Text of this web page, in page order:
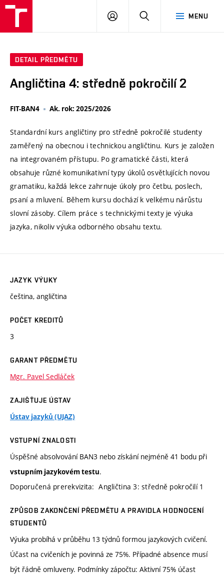
MENU
PŘIHLÁSIT
DETAIL PŘEDMĚTU
Angličtina 4: středně pokročilí 2
FIT-BAN4 Ak. rok: 2025/2026
Standardní kurs angličtiny pro středně pokročilé studenty
zaměřený na obecnou i technickou angličtinu. Kurs je založen
na integrovaném přístupu. Po gramatické části, která
obsahuje různé komunikativní typy úkolů osvětlujících novou
gramatiku, každá lekce zahrnuje úkoly pro četbu, poslech,
psaní a mluvení. Během kursu dochází k velkému nárůstu
slovní zásoby. Cílem práce s technickými texty je výuka
jazyka, nikoliv výuka odborného obsahu textu.
JAZYK VÝUKY
čeština, angličtina
POČET KREDITŮ
3
GARANT PŘEDMĚTU
Mgr. Pavel Sedláček
ZAJIŠŤUJE ÚSTAV
Ústav jazyků (UJAZ)
VSTUPNÍ ZNALOSTI
Úspěšné absolvování BAN3 nebo získání nejméně 41 bodu při
vstupním jazykovém testu.
Doporučená prerekvizita: Angličtina 3: středně pokročilí 1
ZPŮSOB ZAKONČENÍ PŘEDMĚTU A PRAVIDLA HODNOCENÍ
STUDENTŮ
Výuka probíhá v průběhu 13 týdnů formou jazykových cvičení.
Účast na cvičeních je povinná ze 75%. Případné absence musí
být řádně omluveny. Podmínky zápočtu: Aktivní 75% účast